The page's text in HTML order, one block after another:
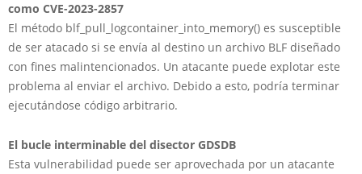
como CVE-2023-2857
El método blf_pull_logcontainer_into_memory() es susceptible
de ser atacado si se envía al destino un archivo BLF diseñado
con fines malintencionados. Un atacante puede explotar este
problema al enviar el archivo. Debido a esto, podría terminar
ejecutándose código arbitrario.
El bucle interminable del disector GDSDB
Esta vulnerabilidad puede ser aprovechada por un atacante